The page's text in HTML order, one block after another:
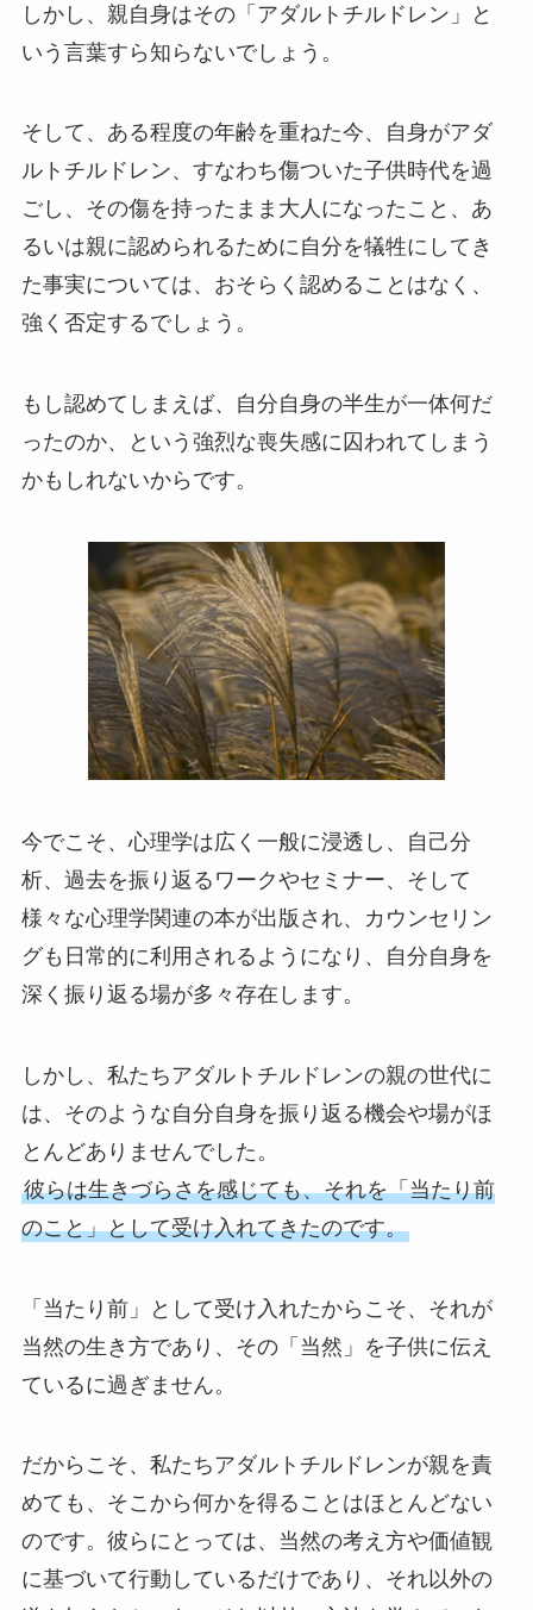
しかし、親自身はその「アダルトチルドレン」と
いう言葉すら知らないでしょう。
そして、ある程度の年齢を重ねた今、自身がアダ
ルトチルドレン、すなわち傷ついた子供時代を過
ごし、その傷を持ったまま大人になったこと、あ
るいは親に認められるために自分を犠牲にしてき
た事実については、おそらく認めることはなく、
強く否定するでしょう。
もし認めてしまえば、自分自身の半生が一体何だ
ったのか、という強烈な喪失感に囚われてしまう
かもしれないからです。
今でこそ、心理学は広く一般に浸透し、自己分
析、過去を振り返るワークやセミナー、そして
様々な心理学関連の本が出版され、カウンセリン
グも日常的に利用されるようになり、自分自身を
深く振り返る場が多々存在します。
しかし、私たちアダルトチルドレンの親の世代に
は、そのような自分自身を振り返る機会や場がほ
とんどありませんでした。
彼らは生きづらさを感じても、それを「当たり前
のこと」として受け入れてきたのです。
「当たり前」として受け入れたからこそ、それが
当然の生き方であり、その「当然」を子供に伝え
ているに過ぎません。
だからこそ、私たちアダルトチルドレンが親を責
めても、そこから何かを得ることはほとんどない
のです。彼らにとっては、当然の考え方や価値観
に基づいて行動しているだけであり、それ以外の